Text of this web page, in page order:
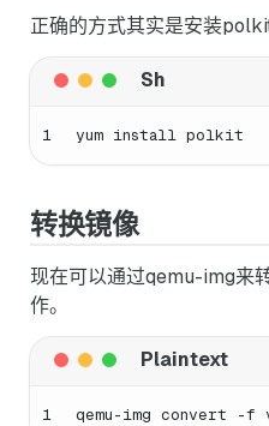
正确的方式其实是安装
1 yum install polkit
转换镜像
现在可以通过qemu-img来
作。
1 qemu-img convert -f